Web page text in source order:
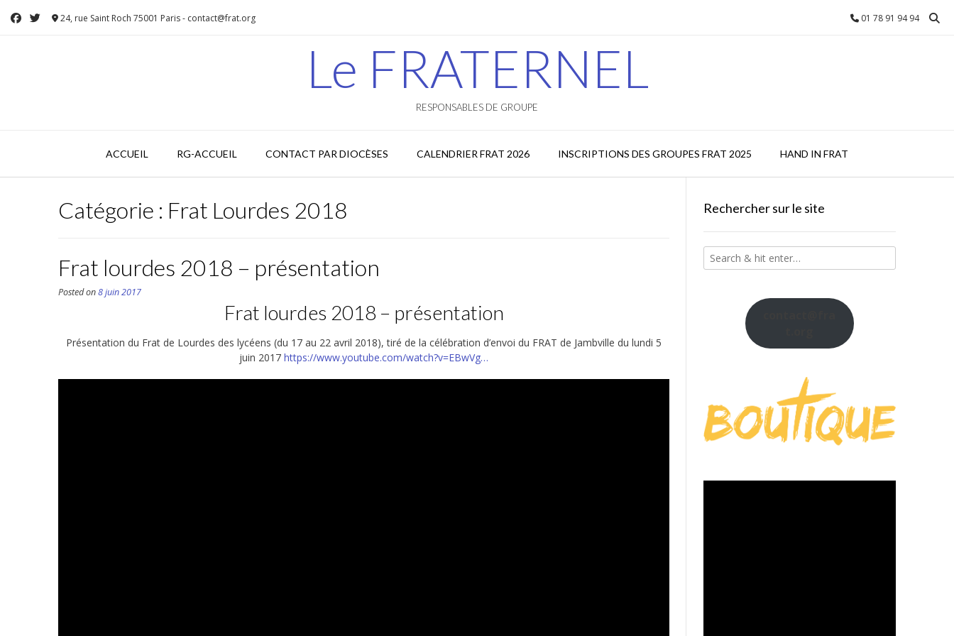
24, rue Saint Roch 75001 Paris - contact@frat.org 01 78 91 94 94
Le FRATERNEL
RESPONSABLES DE GROUPE
ACCUEIL RG-ACCUEIL CONTACT PAR DIOCÈSES CALENDRIER FRAT 2026 INSCRIPTIONS DES GROUPES FRAT 2025 HAND IN FRAT
Catégorie : Frat Lourdes 2018
Frat lourdes 2018 – présentation
Posted on8 juin 2017
Frat lourdes 2018 – présentation
Présentation du Frat de Lourdes des lycéens (du 17 au 22 avril 2018), tiré de la célébration d’envoi du FRAT de Jambville du lundi 5
juin 2017https://www.youtube.com/watch?v=EBwVg…
Rechercher sur le site